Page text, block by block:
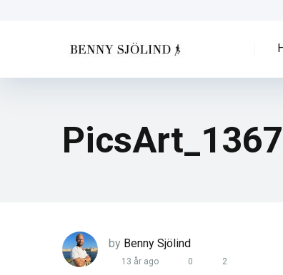
by Benny Sjölind
13 år ago 0 2